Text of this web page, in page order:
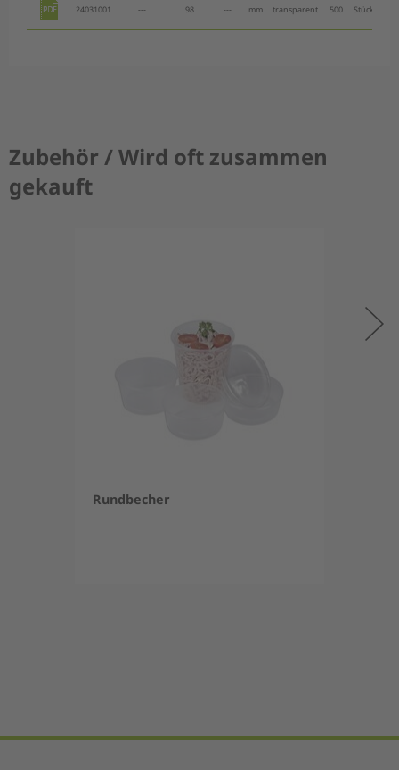
24031001 --- 98 --- mm transparent 500 Stück
Zubehör / Wird oft zusammen
gekauft
Rundbecher